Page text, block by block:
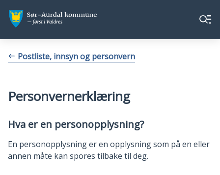
Sør-
Aurdal
kommune
Sør-
Aurdal
kommune
Meny
Du Postliste, innsyn og personvern
Personvernerklæring
Hva er en personopplysning?
En personopplysning er en opplysning som på en eller
annen måte kan spores tilbake til deg.